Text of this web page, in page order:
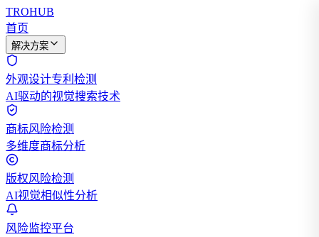
TROHUB
首页
解决方案
外观设计专利检测
AI驱动的视觉搜索技术
商标风险检测
多维度商标分析
版权风险检测
AI视觉相似性分析
风险监控平台